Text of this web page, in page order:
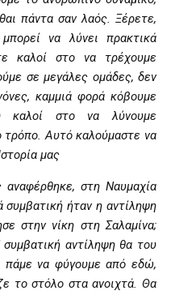
πάντα σαν λαός. Ξέρετε,
να λύνει πρακτικά
καλοί στο να τρέχουμε
σε μεγάλες ομάδες, δεν
καμμιά φορά κόβουμε
καλοί στο να λύνουμε
Αυτό καλούμαστε να
μας
στη Ναυμαχία
συμβατική ήταν η αντίληψη
στην νίκη στη Σαλαμίνα;
αντίληψη θα του
πάμε να φύγουμε από εδώ,
το στόλο στα ανοιχτά. Θα